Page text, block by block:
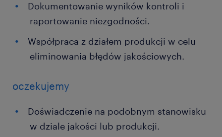
Dokumentowanie wyników kontroli i
raportowanie niezgodności.
Współpraca z działem produkcji w celu
eliminowania błędów jakościowych.
oczekujemy
Doświadczenie na podobnym stanowisku
w dziale jakości lub produkcji.